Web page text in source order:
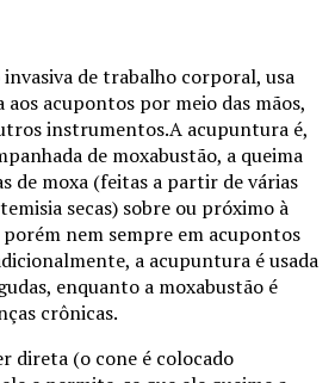
de trabalho corporal, usa
acupontos por meio das mãos,
instrumentos.A acupuntura é,
de moxabustão, a queima
de moxa (feitas a partir de várias
secas) sobre ou próximo à
nem sempre em acupontos
a acupuntura é usada
enquanto a moxabustão é
crônicas.
direta (o cone é colocado